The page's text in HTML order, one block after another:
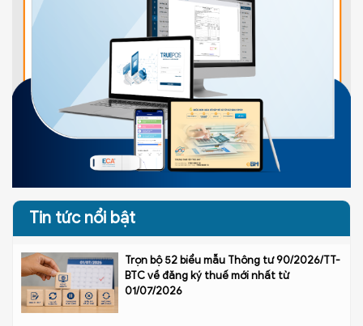
Tin tức nổi bật
Trọn bộ 52 biểu mẫu Thông tư 90/2026/TT-
BTC về đăng ký thuế mới nhất từ
01/07/2026